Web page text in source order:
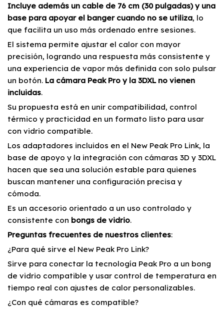
Incluye además un cable de 76 cm (30 pulgadas) y una
base para apoyar el banger cuando no se utiliza, lo
que facilita un uso más ordenado entre sesiones.
El sistema permite ajustar el calor con mayor
precisión, logrando una respuesta más consistente y
una experiencia de vapor más definida con solo pulsar
un botón. La cámara Peak Pro y la 3DXL no vienen
incluidas.
Su propuesta está en unir compatibilidad, control
térmico y practicidad en un formato listo para usar
con vidrio compatible.
Los adaptadores incluidos en el New Peak Pro Link, la
base de apoyo y la integración con cámaras 3D y 3DXL
hacen que sea una solución estable para quienes
buscan mantener una configuración precisa y
cómoda.
Es un accesorio orientado a un uso controlado y
consistente con bongs de vidrio.
Preguntas frecuentes de nuestros clientes:
¿Para qué sirve el New Peak Pro Link?
Sirve para conectar la tecnología Peak Pro a un bong
de vidrio compatible y usar control de temperatura en
tiempo real con ajustes de calor personalizables.
¿Con qué cámaras es compatible?